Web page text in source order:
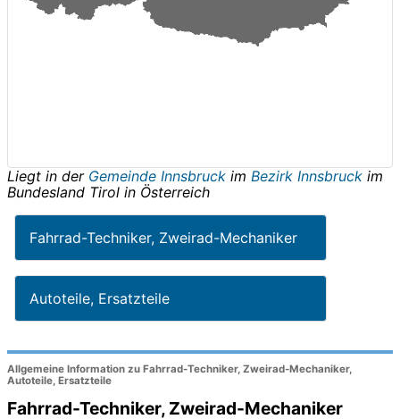
Liegt in der Gemeinde Innsbruck im Bezirk Innsbruck im
Bundesland Tirol in Österreich
Fahrrad-Techniker, Zweirad-Mechaniker
Autoteile, Ersatzteile
Allgemeine Information zu Fahrrad-Techniker, Zweirad-Mechaniker,
Autoteile, Ersatzteile
Fahrrad-Techniker, Zweirad-Mechaniker